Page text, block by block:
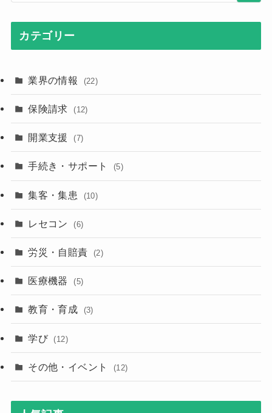
カテゴリー
業界の情報 (22)
保険請求 (12)
開業支援 (7)
手続き・サポート (5)
集客・集患 (10)
レセコン (6)
労災・自賠責 (2)
医療機器 (5)
教育・育成 (3)
学び (12)
その他・イベント (12)